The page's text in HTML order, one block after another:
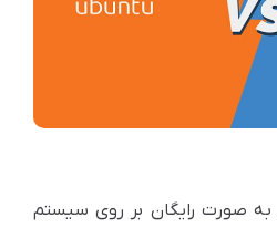
به صورت رایگان بر روی سیستم